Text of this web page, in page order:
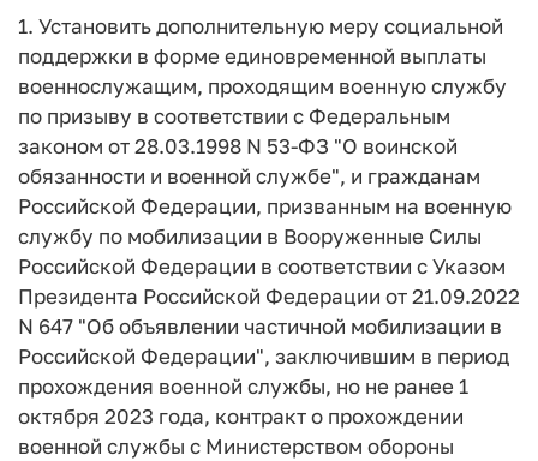
1. Установить дополнительную меру социальной
поддержки в форме единовременной выплаты
военнослужащим, проходящим военную службу
по призыву в соответствии с Федеральным
законом от 28.03.1998 N 53-ФЗ "О воинской
обязанности и военной службе", и гражданам
Российской Федерации, призванным на военную
службу по мобилизации в Вооруженные Силы
Российской Федерации в соответствии с Указом
Президента Российской Федерации от 21.09.2022
N 647 "Об объявлении частичной мобилизации в
Российской Федерации", заключившим в период
прохождения военной службы, но не ранее 1
октября 2023 года, контракт о прохождении
военной службы с Министерством обороны